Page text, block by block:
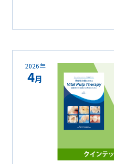
2026年
4月